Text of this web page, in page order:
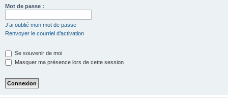
Mot de passe :
J’ai oublié mon mot de passe
Renvoyer le courriel d’activation
Se souvenir de moi
Masquer ma présence lors de cette session